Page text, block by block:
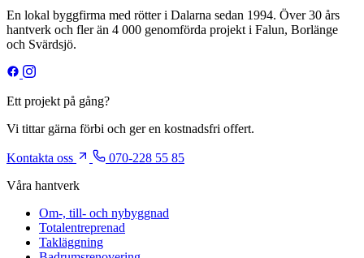
En lokal byggfirma med rötter i Dalarna sedan 1994. Över 30 års
hantverk och fler än 4 000 genomförda projekt i Falun, Borlänge
och Svärdsjö.
Ett projekt på gång?
Vi tittar gärna förbi och ger en kostnadsfri offert.
Kontakta oss
070-228 55 85
Våra hantverk
Om-, till- och nybyggnad
Totalentreprenad
Takläggning